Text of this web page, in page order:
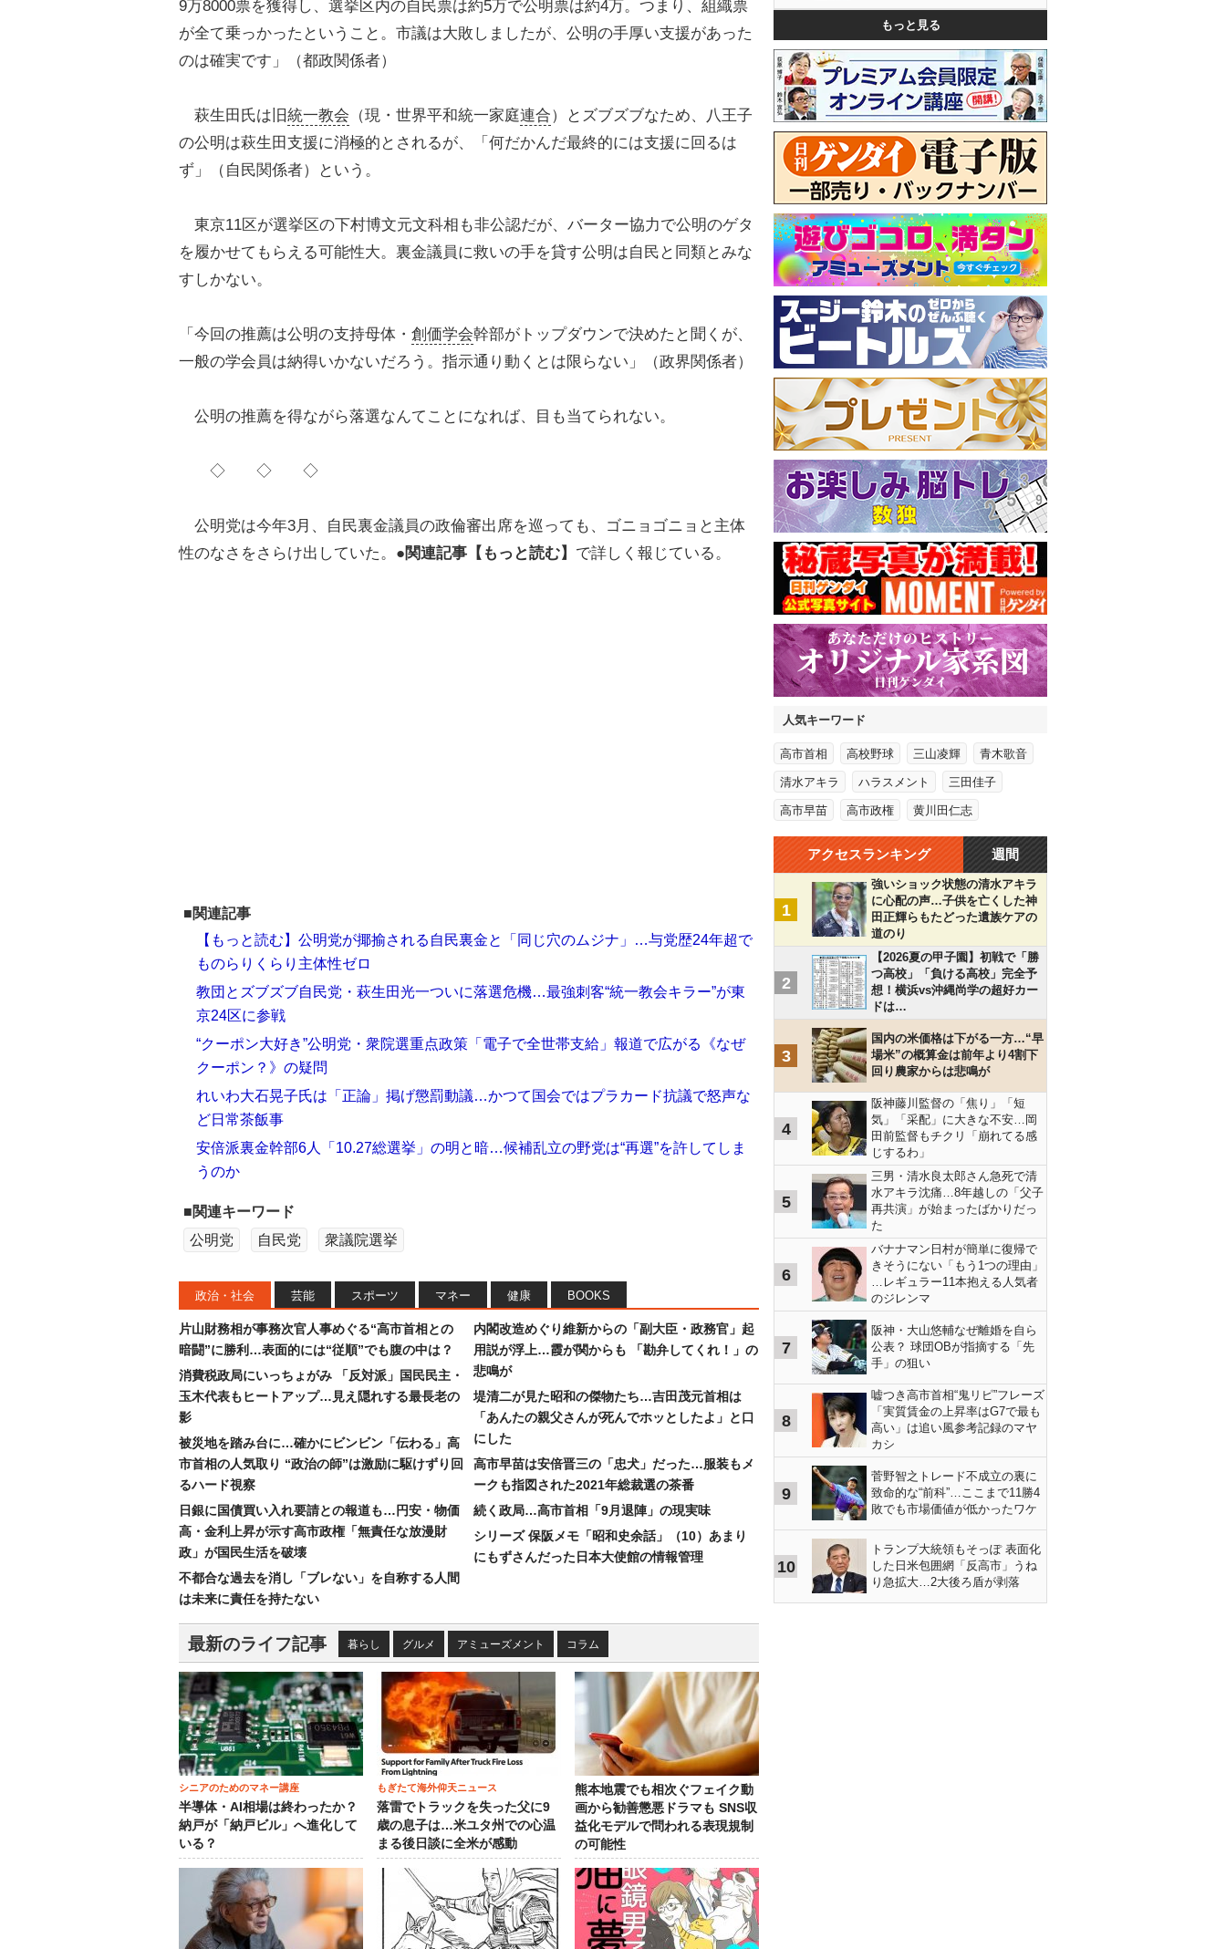
9万8000票を獲得し、選挙区内の自民票は約5万で公明票は約4万。つまり、組織票
が全て乗っかったということ。市議は大敗しましたが、公明の手厚い支援があった
のは確実です」（都政関係者）
萩生田氏は旧統一教会 （現・世界平和統一家庭連合）とズブズブなため、八王子
の公明は萩生田支援に消極的とされるが、「何だかんだ最終的には支援に回るは
ず」（自民関係者）という。
東京11区が選挙区の下村博文元文科相も非公認だが、バーター協力で公明のゲタ
を履かせてもらえる可能性大。裏金議員に救いの手を貸す公明は自民と同類とみな
すしかない。
「今回の推薦は公明の支持母体・ 創価学会幹部がトップダウンで決めたと聞くが、
一般の学会員は納得いかないだろう。指示通り動くとは限らない」（政界関係者）
公明の推薦を得ながら落選なんてことになれば、目も当てられない。
◇ ◇ ◇
公明党は今年3月、自民裏金議員の政倫審出席を巡っても、ゴニョゴニョと主体
性のなさをさらけ出していた。 ●関連記事【もっと読む】 で詳しく報じている。
■関連記事
【もっと読む】公明党が揶揄される自民裏金と「同じ穴のムジナ」…与党歴24年超で
ものらりくらり主体性ゼロ
教団とズブズブ自民党・萩生田光一ついに落選危機…最強刺客“統一教会キラー”が東
京24区に参戦
“クーポン大好き”公明党・衆院選重点政策「電子で全世帯支給」報道で広がる《なぜ
クーポン？》の疑問
れいわ大石晃子氏は「正論」掲げ懲罰動議…かつて国会ではプラカード抗議で怒声な
ど日常茶飯事
安倍派裏金幹部6人「10.27総選挙」の明と暗…候補乱立の野党は“再選”を許してしま
うのか
■関連キーワード
公明党
自民党 衆議院選挙
政治・社会 芸能 スポーツ マネー 健康 BOOKS
片山財務相が事務次官人事めぐる“高市首相との
暗闘”に勝利…表面的には“従順”でも腹の中は？
消費税政局にいっちょがみ 「反対派」国民民主・
玉木代表もヒートアップ…見え隠れする最長老の
影
被災地を踏み台に…確かにビンビン「伝わる」高
市首相の人気取り “政治の師”は激励に駆けずり回
るハード視察
日銀に国債買い入れ要請との報道も…円安・物価
高・金利上昇が示す高市政権「無責任な放漫財
政」が国民生活を破壊
不都合な過去を消し「ブレない」を自称する人間
は未来に責任を持たない
内閣改造めぐり維新からの「副大臣・政務官」起
用説が浮上…霞が関からも 「勘弁してくれ！」の
悲鳴が
堤清二が見た昭和の傑物たち…吉田茂元首相は
「あんたの親父さんが死んでホッとしたよ」と口
にした
高市早苗は安倍晋三の「忠犬」だった…服装もメ
ークも指図された2021年総裁選の茶番
続く政局…高市首相「9月退陣」の現実味
シリーズ 保阪メモ「昭和史余話」（10）あまり
にもずさんだった日本大使館の情報管理
最新のライフ記事 暮らし グルメ アミューズメント コラム
シニアのためのマネー講座
半導体・AI相場は終わったか？
納戸が「納戸ビル」へ進化して
いる？
もぎたて海外仰天ニュース
落雷でトラックを失った父に9
歳の息子は…米ユタ州での心温
まる後日談に全米が感動
熊本地震でも相次ぐフェイク動
画から勧善懲悪ドラマも SNS収
益化モデルで問われる表現規制
の可能性
もっと見る
人気キーワード
高市首相 高校野球 三山凌輝 青木歌音
清水アキラ ハラスメント 三田佳子
高市早苗 高市政権 黄川田仁志
アクセスランキング 週間
1
強いショック状態の清水アキラ
に心配の声…子供を亡くした神
田正輝らもたどった遺族ケアの
道のり
2
【2026夏の甲子園】初戦で「勝
つ高校」「負ける高校」完全予
想！横浜vs沖縄尚学の超好カー
ドは…
3
国内の米価格は下がる一方…“早
場米”の概算金は前年より4割下
回り農家からは悲鳴が
4
阪神藤川監督の「焦り」「短
気」「采配」に大きな不安…岡
田前監督もチクリ「崩れてる感
じするわ」
5
三男・清水良太郎さん急死で清
水アキラ沈痛…8年越しの「父子
再共演」が始まったばかりだっ
た
6
バナナマン日村が簡単に復帰で
きそうにない「もう1つの理由」
…レギュラー11本抱える人気者
のジレンマ
7
阪神・大山悠輔なぜ離婚を自ら
公表？ 球団OBが指摘する「先
手」の狙い
8
嘘つき高市首相“鬼リピ”フレーズ
「実質賃金の上昇率はG7で最も
高い」は追い風参考記録のマヤ
カシ
9
菅野智之トレード不成立の裏に
致命的な“前科”…ここまで11勝4
敗でも市場価値が低かったワケ
10
トランプ大統領もそっぽ 表面化
した日米包囲網「反高市」うね
り急拡大…2大後ろ盾が剥落